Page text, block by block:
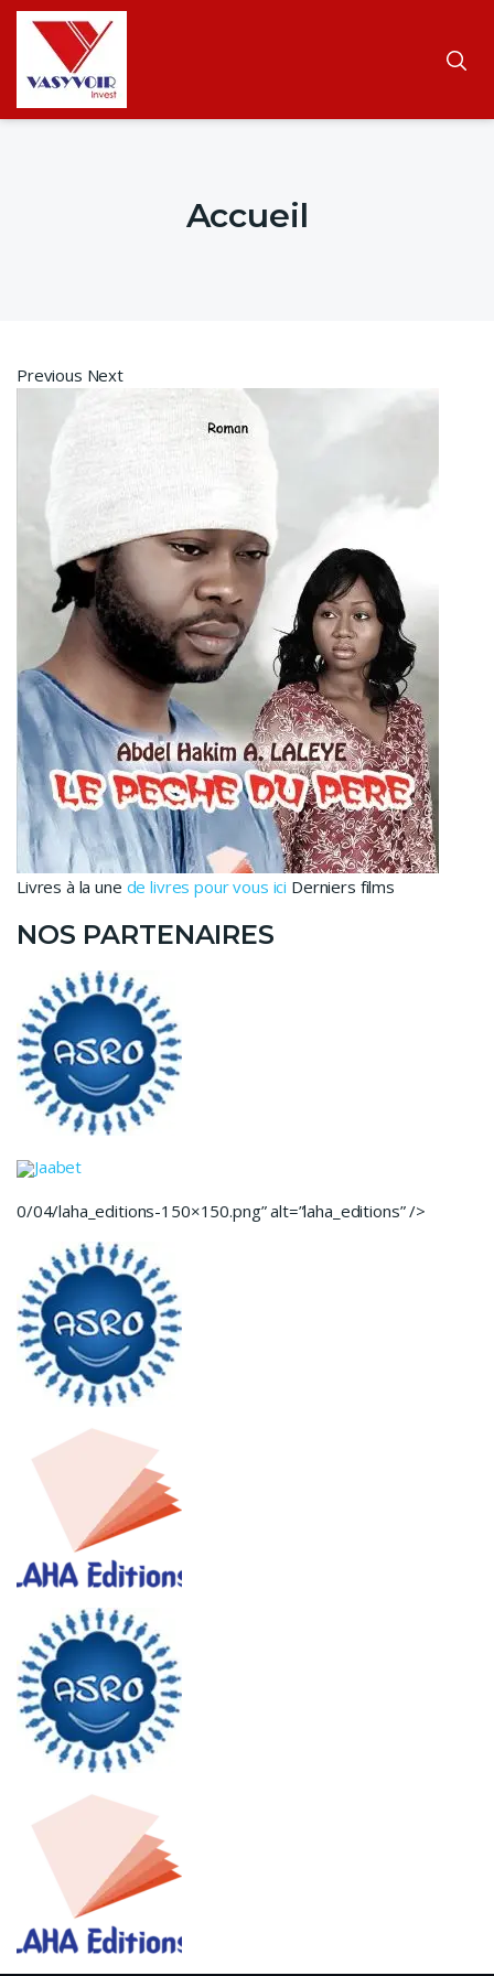
Accueil
Previous Next
Livres à la une de livres pour vous ici Derniers films
NOS PARTENAIRES
Jaabet
0/04/laha_editions-150×150.png” alt=”laha_editions” />